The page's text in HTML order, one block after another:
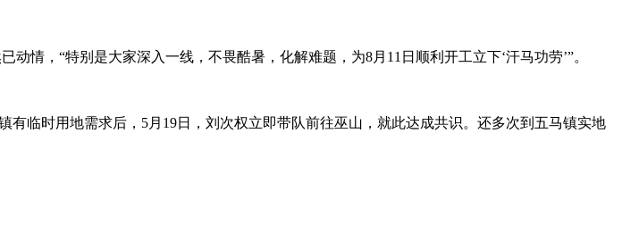
情，“特别是大家深入一线，不畏酷暑，化解难题，为8月11日顺利开工立下‘汗马功劳’”。
临时用地需求后，5月19日，刘次权立即带队前往巫山，就此达成共识。还多次到五马镇实地